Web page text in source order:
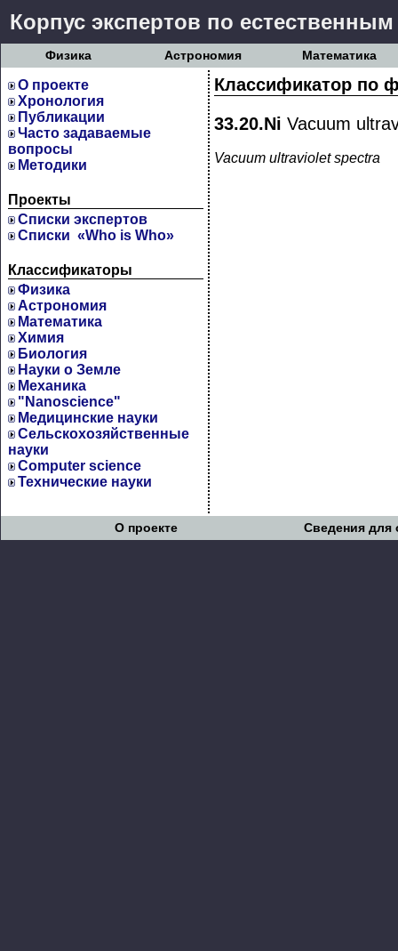
Корпус экспертов по
Физика Астрономия Математика
О проекте
Хронология
Публикации
Часто задаваемые
вопросы
Методики
Проекты
Cписки экспертов
Списки «Who is Who»
Классификаторы
Физика
Астрономия
Математика
Химия
Биология
Науки о Земле
Механика
"Nanoscience"
Медицинские науки
Сельскохозяйственные
науки
Computer science
Технические науки
Классификатор по
33.20.Ni Vacuum
Vacuum ultraviolet spectra
О проекте Сведения для